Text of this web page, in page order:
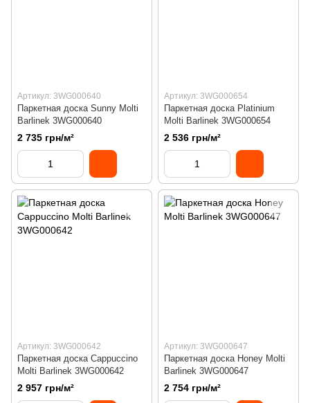
Артикул: 3WG000640
Паркетная доска Sunny Molti
Barlinek 3WG000640
2 735 грн/м²
Артикул: 3WG000654
Паркетная доска Platinium
Molti Barlinek 3WG000654
2 536 грн/м²
Артикул: 3WG000642
Паркетная доска Cappuccino
Molti Barlinek 3WG000642
2 957 грн/м²
Артикул: 3WG000647
Паркетная доска Honey Molti
Barlinek 3WG000647
2 754 грн/м²